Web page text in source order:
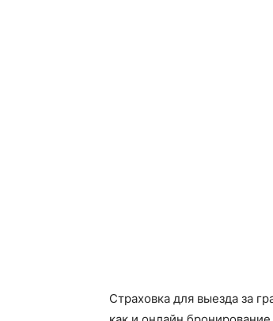
Страховка для выезда за